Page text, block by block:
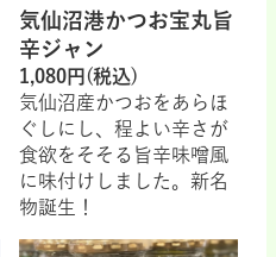
気仙沼港かつお宝丸旨
辛ジャン
1,080円(税込)
気仙沼産かつおをあらほ
ぐしにし、程よい辛さが
食欲をそそる旨辛味噌風
に味付けしました。新名
物誕生！